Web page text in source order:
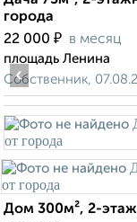
города
22 000 ₽ в месяц
площадь Ленина
Собственник,
‹
Дом 300м², 2-